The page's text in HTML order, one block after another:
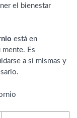
el bienestar
está en
Es
a sí mismas y